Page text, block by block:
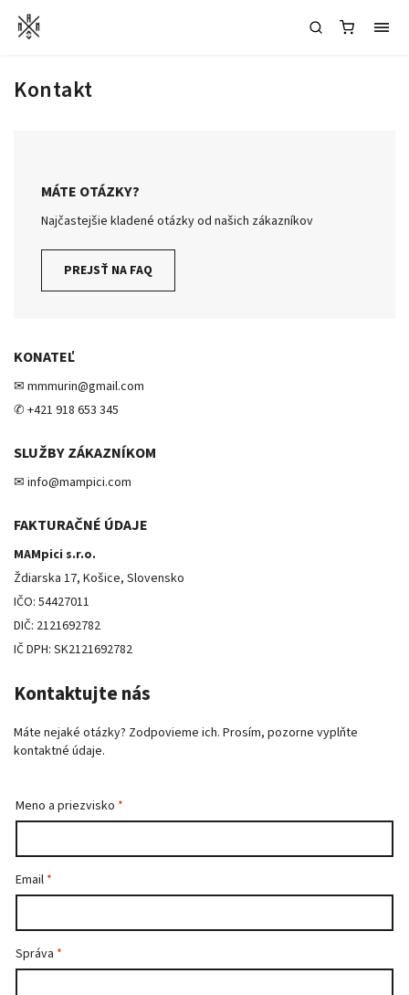
Kontakt
MÁTE OTÁZKY?
Najčastejšie kladené otázky od našich zákazníkov
PREJSŤ NA FAQ
KONATEĽ
✉ mmmurin@gmail.com
✆ +421 918 653 345
SLUŽBY ZÁKAZNÍKOM
✉ info@mampici.com
FAKTURAČNÉ ÚDAJE
MAMpici s.r.o.
Ždiarska 17, Košice, Slovensko
IČO: 54427011
DIČ: 2121692782
IČ DPH: SK2121692782
Kontaktujte nás
Máte nejaké otázky? Zodpovieme ich. Prosím, pozorne vyplňte
kontaktné údaje.
Meno a priezvisko
Email
Správa